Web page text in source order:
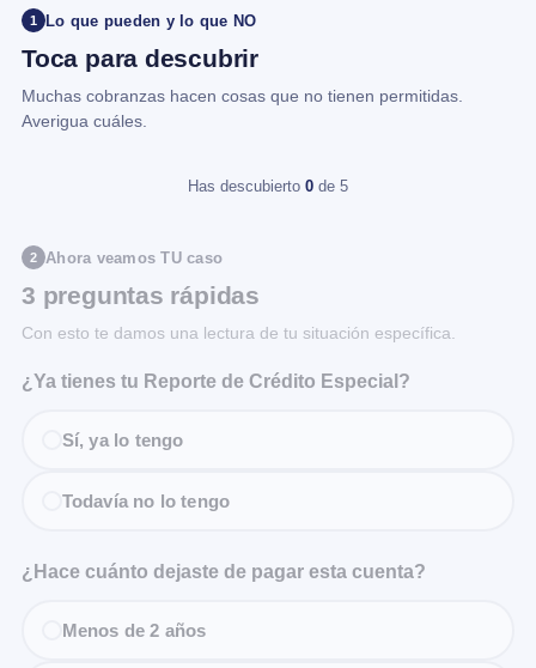
1 Lo que pueden y lo que NO
Toca para descubrir
Muchas cobranzas hacen cosas que no tienen permitidas.
Averigua cuáles.
Has descubierto 0 de 5
2 Ahora veamos TU caso
3 preguntas rápidas
Con esto te damos una lectura de tu situación específica.
¿Ya tienes tu Reporte de Crédito Especial?
Sí, ya lo tengo
Todavía no lo tengo
¿Hace cuánto dejaste de pagar esta cuenta?
Menos de 2 años